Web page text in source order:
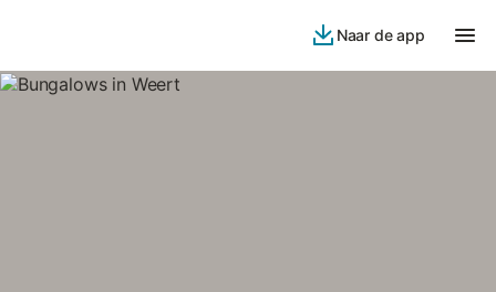
Naar de app